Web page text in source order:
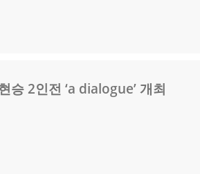
승 2인전 ‘a dialogue’ 개최